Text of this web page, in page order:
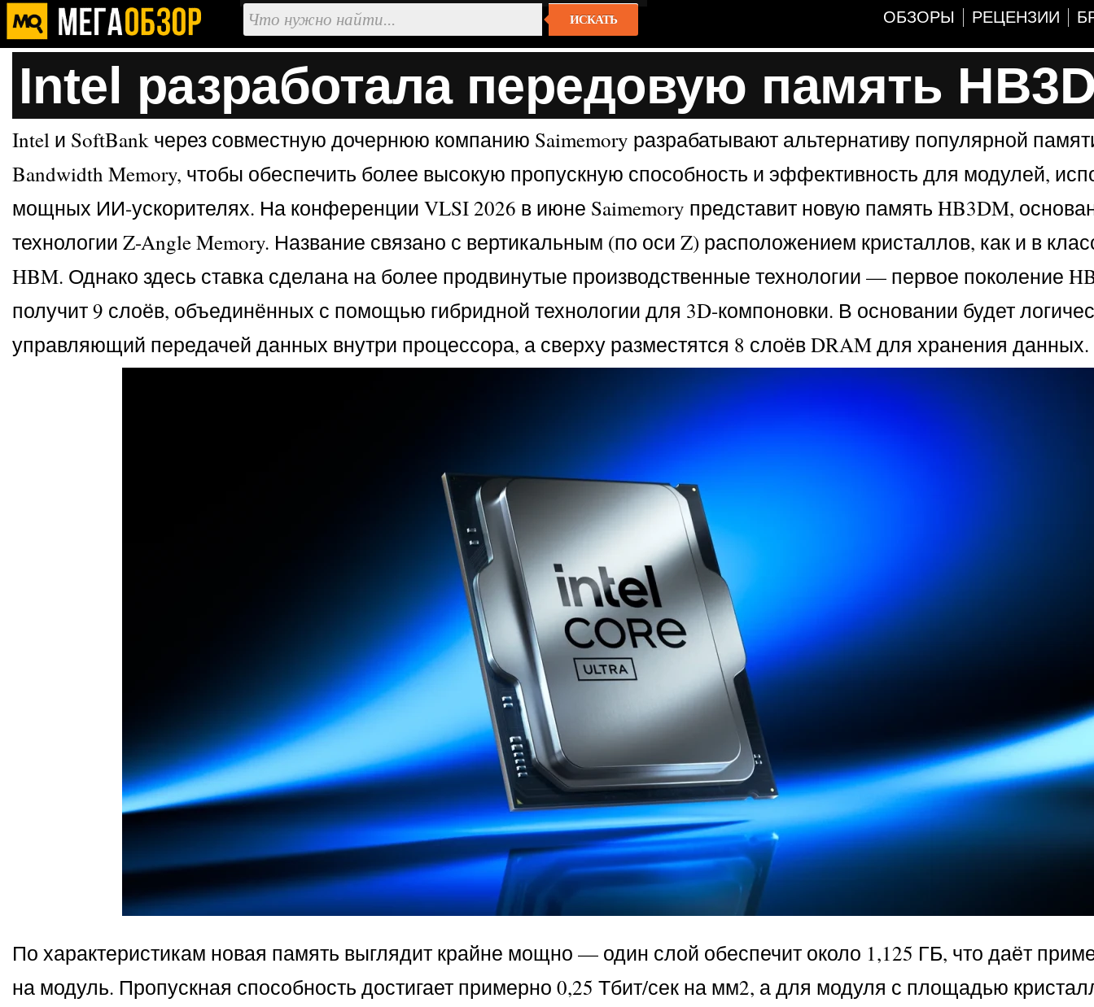
ИСКАТЬ ОБЗОРЫ РЕЦЕНЗИИ
Intel разработала передовую память
Intel и SoftBank через совместную дочернюю компанию Saimemory разрабатывают альтернативу популярной
Bandwidth Memory, чтобы обеспечить более высокую пропускную способность и эффективность для модулей,
мощных ИИ-ускорителях. На конференции VLSI 2026 в июне Saimemory представит новую память HB3DM,
технологии Z-Angle Memory. Название связано с вертикальным (по оси Z) расположением кристаллов, как и в
HBM. Однако здесь ставка сделана на более продвинутые производственные технологии — первое поколение
получит 9 слоёв, объединённых с помощью гибридной технологии для 3D-компоновки. В основании будет
управляющий передачей данных внутри процессора, а сверху разместятся 8 слоёв DRAM для хранения данных.
По характеристикам новая память выглядит крайне мощно — один слой обеспечит около 1,125 ГБ, что даёт
на модуль. Пропускная способность достигает примерно 0,25 Тбит/сек на мм2, а для модуля с площадью